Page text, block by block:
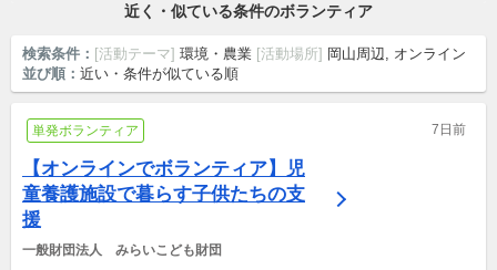
近く・似ている条件のボランティア
検索条件： [活動テーマ] 環境・農業 [活動場所] 岡山周辺, オンライン
並び順： 近い・条件が似ている順
単発ボランティア 7日前
【オンラインでボランティア】児
童養護施設で暮らす子供たちの支
援
一般財団法人　みらいこども財団